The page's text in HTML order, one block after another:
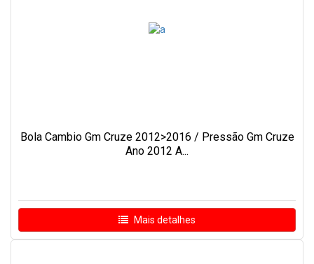
Bola Cambio Gm Cruze 2012>2016 / Pressão Gm Cruze
Ano 2012 A...
Mais detalhes